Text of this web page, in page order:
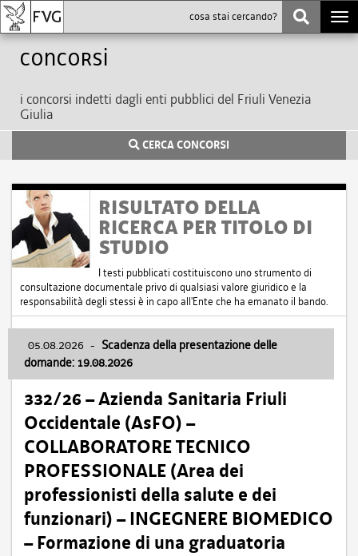
Concorsi
i concorsi indetti dagli enti pubblici del Friuli Venezia
Giulia
CERCA CONCORSI
RISULTATO DELLA
RICERCA PER TITOLO DI
STUDIO
I testi pubblicati costituiscono uno strumento di
consultazione documentale privo di qualsiasi valore giuridico e la
responsabilità degli stessi è in capo all'Ente che ha emanato il bando.
05.08.2026 - Scadenza della presentazione delle
domande: 19.08.2026
332/26 – Azienda Sanitaria Friuli
Occidentale (AsFO) –
COLLABORATORE TECNICO
PROFESSIONALE (Area dei
professionisti della salute e dei
funzionari) – INGEGNERE BIOMEDICO
– Formazione di una graduatoria